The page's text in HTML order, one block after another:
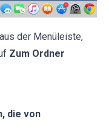
der Menüleiste,
Zum Ordner
die von